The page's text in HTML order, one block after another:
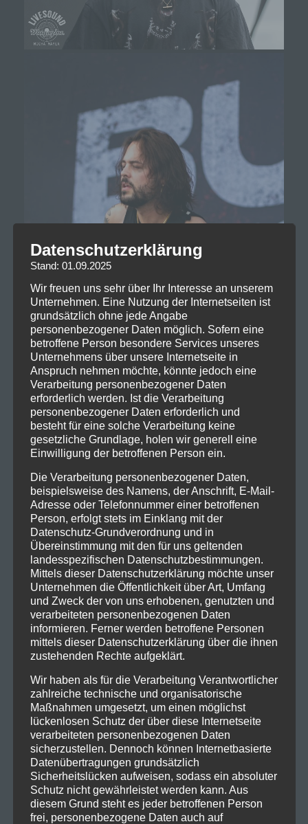
Datenschutzerklärung
Stand: 01.09.2025
Wir freuen uns sehr über Ihr Interesse an unserem
Unternehmen. Eine Nutzung der Internetseiten ist
grundsätzlich ohne jede Angabe
personenbezogener Daten möglich. Sofern eine
betroffene Person besondere Services unseres
Unternehmens über unsere Internetseite in
Anspruch nehmen möchte, könnte jedoch eine
Verarbeitung personenbezogener Daten
erforderlich werden. Ist die Verarbeitung
personenbezogener Daten erforderlich und
besteht für eine solche Verarbeitung keine
gesetzliche Grundlage, holen wir generell eine
Einwilligung der betroffenen Person ein.
Die Verarbeitung personenbezogener Daten,
beispielsweise des Namens, der Anschrift, E-Mail-
Adresse oder Telefonnummer einer betroffenen
Person, erfolgt stets im Einklang mit der
Datenschutz-Grundverordnung und in
Übereinstimmung mit den für uns geltenden
landesspezifischen Datenschutzbestimmungen.
Mittels dieser Datenschutzerklärung möchte unser
Unternehmen die Öffentlichkeit über Art, Umfang
und Zweck der von uns erhobenen, genutzten und
verarbeiteten personenbezogenen Daten
informieren. Ferner werden betroffene Personen
mittels dieser Datenschutzerklärung über die ihnen
zustehenden Rechte aufgeklärt.
Wir haben als für die Verarbeitung Verantwortlicher
zahlreiche technische und organisatorische
Maßnahmen umgesetzt, um einen möglichst
lückenlosen Schutz der über diese Internetseite
verarbeiteten personenbezogenen Daten
sicherzustellen. Dennoch können Internetbasierte
Datenübertragungen grundsätzlich
Sicherheitslücken aufweisen, sodass ein absoluter
Schutz nicht gewährleistet werden kann. Aus
diesem Grund steht es jeder betroffenen Person
frei, personenbezogene Daten auch auf